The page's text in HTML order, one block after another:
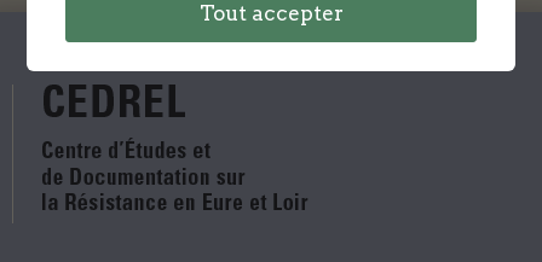
Tout accepter